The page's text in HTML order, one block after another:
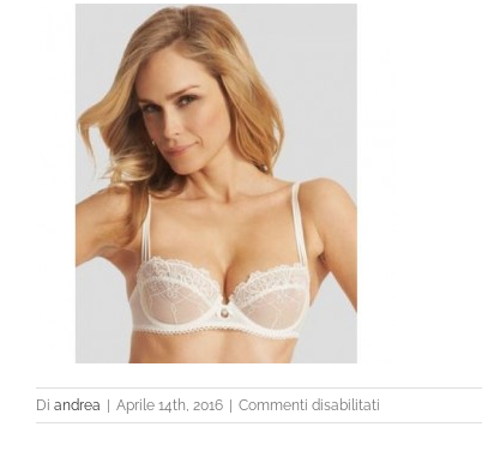
Di andrea | Aprile 14th, 2016 | Commenti disabilitati
4565_b